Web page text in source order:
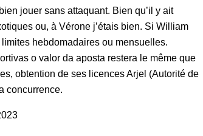
jouer sans attaquant. Bien qu’il y ait
ou, à Vérone j’étais bien. Si William
hebdomadaires ou mensuelles.
o valor da aposta restera le même que
obtention de ses licences Arjel (Autorité de
concurrence.